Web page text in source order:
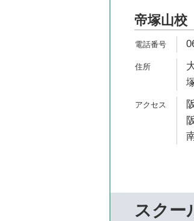
帝塚山校
スクー